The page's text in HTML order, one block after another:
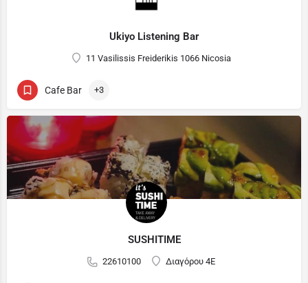
Ukiyo Listening Bar
11 Vasilissis Freiderikis 1066 Nicosia
Cafe Bar +3
SUSHITIME
22610100 Διαγόρου 4Ε